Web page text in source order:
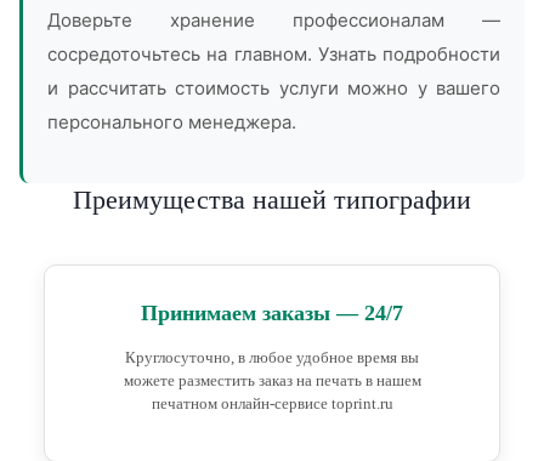
Доверьте хранение профессионалам —
сосредоточьтесь на главном. Узнать подробности
и рассчитать стоимость услуги можно у вашего
персонального менеджера.
Преимущества нашей типографии
Принимаем заказы — 24/7
Круглосуточно, в любое удобное время вы
можете разместить заказ на печать в нашем
печатном онлайн-сервисе toprint.ru